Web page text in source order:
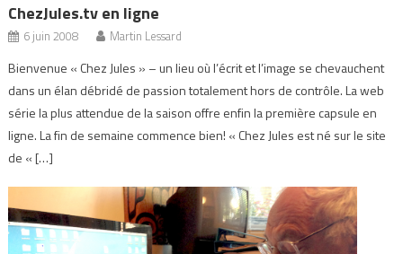
ChezJules.tv en ligne
6 juin 2008 Martin Lessard
Bienvenue « Chez Jules » – un lieu où l’écrit et l’image se chevauchent
dans un élan débridé de passion totalement hors de contrôle. La web
série la plus attendue de la saison offre enfin la première capsule en
ligne. La fin de semaine commence bien! « Chez Jules est né sur le site
de « […]